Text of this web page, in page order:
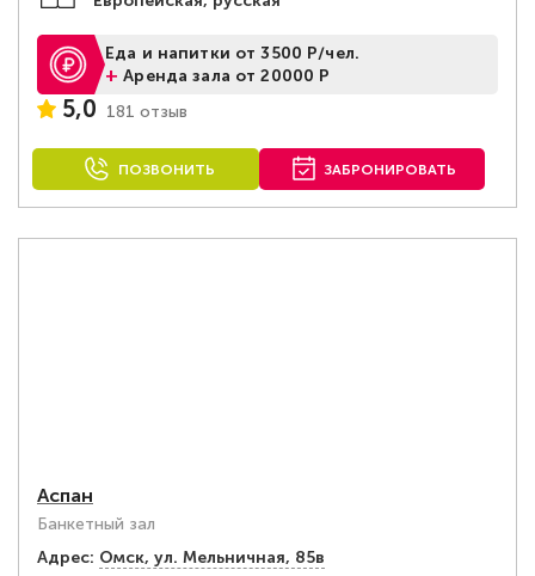
Еда и напитки от 3500 Р/чел.
+Аренда зала от 20000 Р
5,0 181 отзыв
ПОЗВОНИТЬ ЗАБРОНИРОВАТЬ
Аспан
Банкетный зал
Адрес: Омск, ул. Мельничная, 85в